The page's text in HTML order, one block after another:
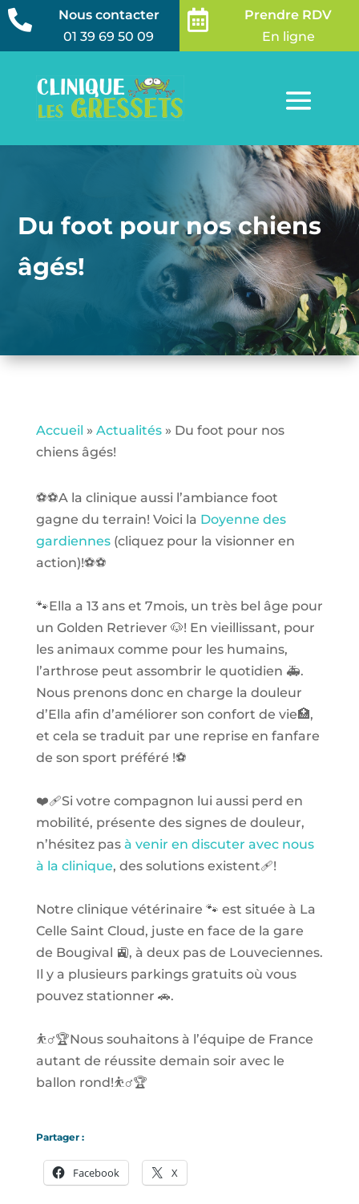

Nous contacter
01 39 69 50 09

Prendre RDV
En ligne
Du foot pour nos chiens
âgés!
Accueil » Actualités» Du foot pour nos
chiens âgés!
⚽️⚽️A la clinique aussi l’ambiance foot
gagne du terrain! Voici la Doyenne des
gardiennes(cliquez pour la visionner en
action)!⚽️⚽️
🐾Ella a 13 ans et 7mois, un très bel âge pour
un Golden Retriever 🐶! En vieillissant, pour
les animaux comme pour les humains,
l’arthrose peut assombrir le quotidien 🚑.
Nous prenons donc en charge la douleur
d’Ella afin d’améliorer son confort de vie🏥,
et cela se traduit par une reprise en fanfare
de son sport préféré !⚽️
❤️‍🩹Si votre compagnon lui aussi perd en
mobilité, présente des signes de douleur,
n’hésitez pas à venir en discuter avec nous
à la clinique, des solutions existent🩹!
Notre clinique vétérinaire 🐾 est située à La
Celle Saint Cloud, juste en face de la gare
de Bougival 🚉, à deux pas de Louveciennes.
Il y a plusieurs parkings gratuits où vous
pouvez stationner 🚗.
⛹️‍♂️🏆Nous souhaitons à l’équipe de France
autant de réussite demain soir avec le
ballon rond!⛹️‍♂️🏆
Partager :
Facebook X